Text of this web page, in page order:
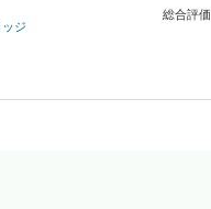
ジ
総合評価